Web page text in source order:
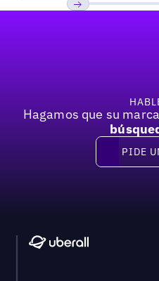
Hagamos que su
Pide una
PIDE